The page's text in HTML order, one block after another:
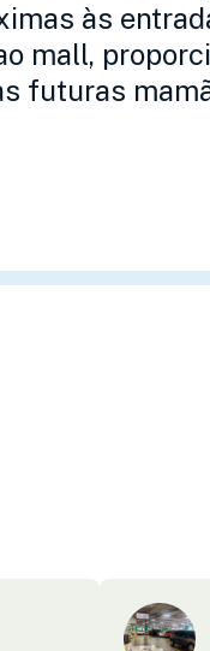
às
mall,
futuras